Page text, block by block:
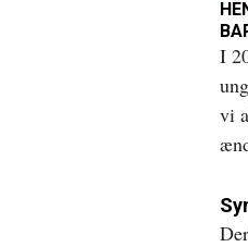
I
vi